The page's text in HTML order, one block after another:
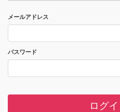
メールアドレス
パスワード
ログ